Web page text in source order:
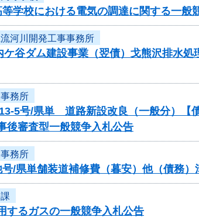
学校における電気の調達に関する一般
河川開発工事事務所
谷ダム建設事業（翌債）戈熊沢排水
務所
5号/県単 道路新設改良（一般分）【
審査型一般競争入札公告
務所
号/県単舗装道補修費（暮安）他（債務
するガスの一般競争入札公告